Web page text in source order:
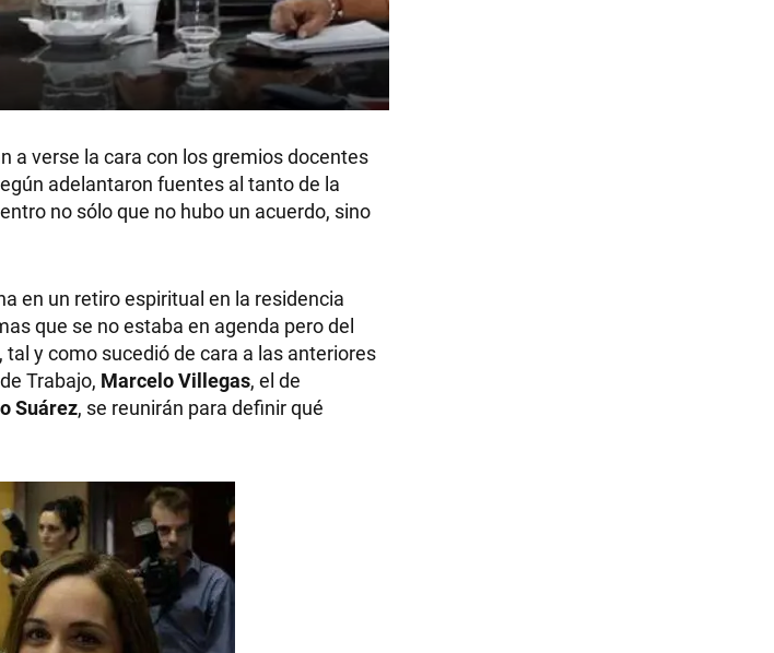
a verse la cara con los gremios docentes
adelantaron fuentes al tanto de la
no sólo que no hubo un acuerdo, sino
en un retiro espiritual en la residencia
que se no estaba en agenda pero del
y como sucedió de cara a las anteriores
Trabajo, Marcelo Villegas, el de
Suárez, se reunirán para definir qué